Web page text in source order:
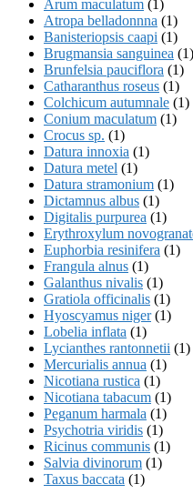
Arum maculatum (1)
Atropa belladonnna (1)
Banisteriopsis caapi (1)
Brugmansia sanguinea (1)
Brunfelsia pauciflora (1)
Catharanthus roseus (1)
Colchicum autumnale (1)
Conium maculatum (1)
Crocus sp. (1)
Datura innoxia (1)
Datura metel (1)
Datura stramonium (1)
Dictamnus albus (1)
Digitalis purpurea (1)
Erythroxylum
Euphorbia resinifera (1)
Frangula alnus (1)
Galanthus nivalis (1)
Gratiola officinalis (1)
Hyoscyamus niger(1)
Lobelia inflata (1)
Lycianthes rantonnetii (1)
Mercurialis annua (1)
Nicotiana rustica (1)
Nicotiana tabacum (1)
Peganum harmala (1)
Psychotria viridis (1)
Ricinus communis (1)
Salvia divinorum (1)
Taxus baccata (1)